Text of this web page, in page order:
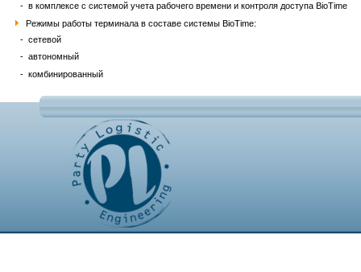
- в комплексе с системой учета рабочего времени и контроля доступа BioTime
Режимы работы терминала в составе системы BioTime:
- сетевой
- автономный
- комбинированный